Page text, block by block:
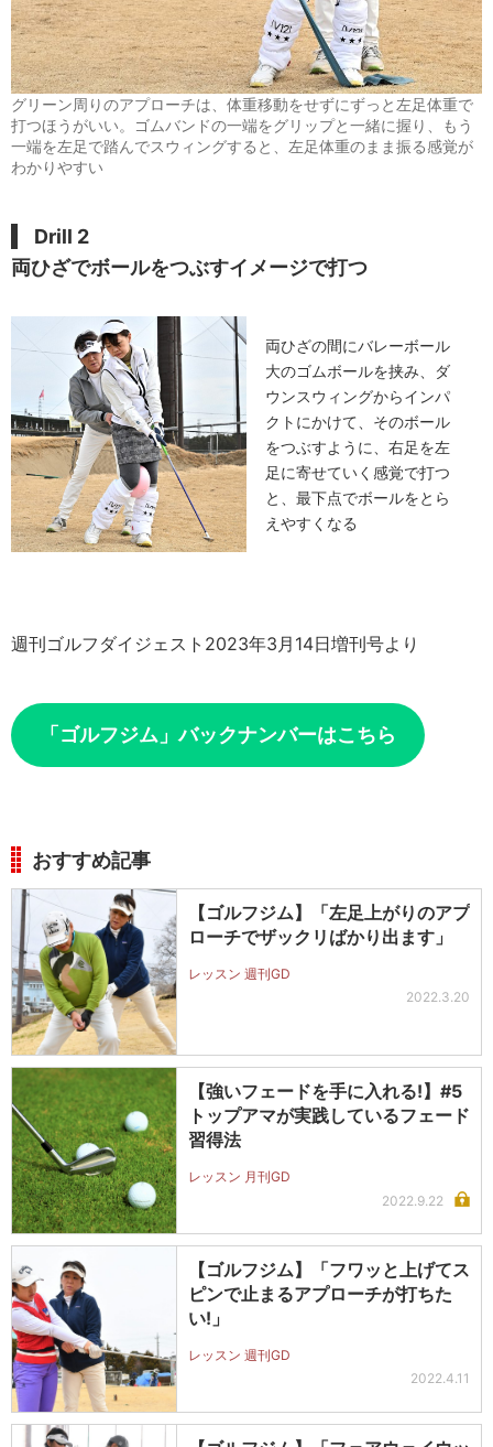
グリーン周りのアプローチは、体重移動をせずにずっと左足体重で
打つほうがいい。ゴムバンドの一端をグリップと一緒に握り、もう
一端を左足で踏んでスウィングすると、左足体重のまま振る感覚が
わかりやすい
Drill 2
両ひざでボールをつぶすイメージで打つ
両ひざの間にバレーボール
大のゴムボールを挟み、ダ
ウンスウィングからインパ
クトにかけて、そのボール
をつぶすように、右足を左
足に寄せていく感覚で打つ
と、最下点でボールをとら
えやすくなる
週刊ゴルフダイジェスト2023年3月14日増刊号より
「ゴルフジム」バックナンバーはこちら
おすすめ記事
【ゴルフジム】「左足上がりのアプ
ローチでザックリばかり出ます」
レッスン 週刊GD
2022.3.20
【強いフェードを手に入れる!】#5
トップアマが実践しているフェード
習得法
レッスン 月刊GD
2022.9.22
【ゴルフジム】「フワッと上げてス
ピンで止まるアプローチが打ちた
い!」
レッスン 週刊GD
2022.4.11